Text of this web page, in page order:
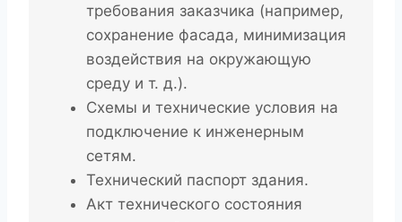
требования заказчика (например,
сохранение фасада, минимизация
воздействия на окружающую
среду и т. д.).
Схемы и технические условия на
подключение к инженерным
сетям.
Технический паспорт здания.
Акт технического состояния